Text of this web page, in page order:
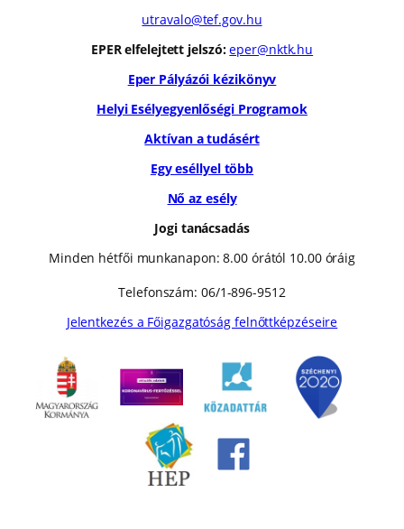
utravalo@tef.gov.hu
EPER elfelejtett jelszó: eper@nktk.hu
Eper Pályázói kézikönyv
Helyi Esélyegyenlőségi Programok
Aktívan a tudásért
Egy eséllyel több
Nő az esély
Jogi tanácsadás
Minden hétfői munkanapon: 8.00 órától 10.00 óráig
Telefonszám: 06/1-896-9512
Jelentkezés a Főigazgatóság felnőttképzéseire